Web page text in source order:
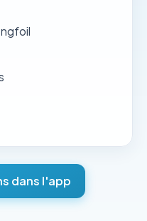
dans l'app